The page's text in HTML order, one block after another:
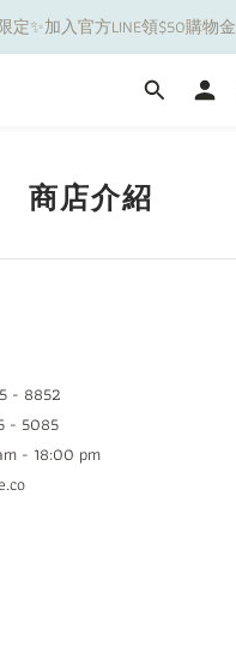
適無痕｜3件$1199自由配專區
定✨加入官方LINE領$50購物金
適無痕｜3件$1199自由配專區
商店介紹
- 8852
- 5085
- 18:00 pm